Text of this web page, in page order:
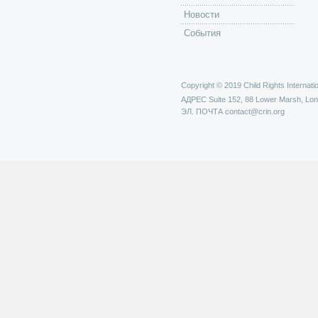
Новости
События
Copyright © 2019 Child Rights
АДРЕС Suite 152, 88 Lower Marsh,
ЭЛ. ПОЧТА contact@crin.org